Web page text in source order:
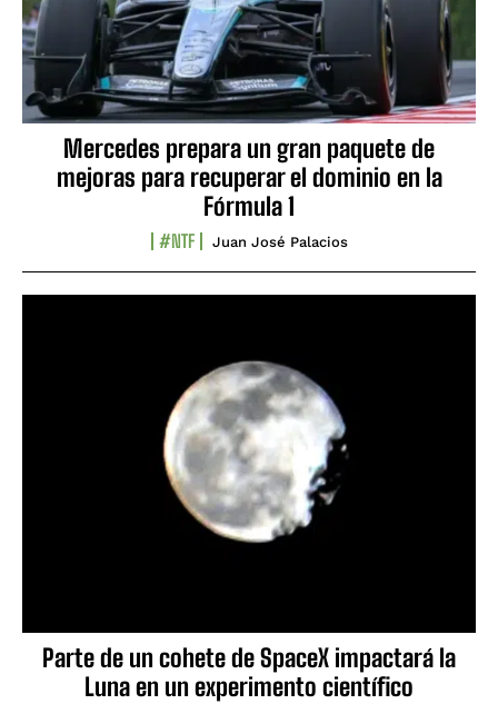
Mercedes prepara un gran paquete de
mejoras para recuperar el dominio en la
Fórmula 1
#NTF Juan José Palacios
Parte de un cohete de SpaceX impactará la
Luna en un experimento científico